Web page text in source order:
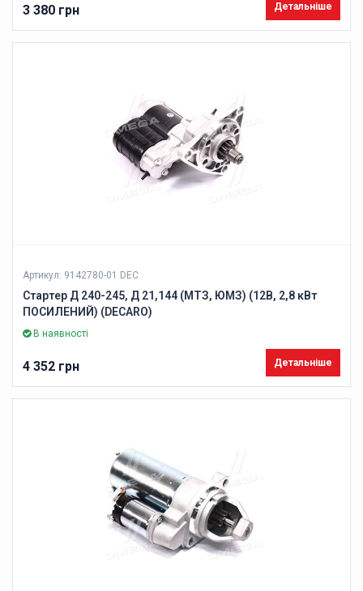
3 380 грн Детальніше
Артикул: 9142780-01 DEC
Стартер Д 240-245, Д 21,144 (МТЗ, ЮМЗ) (12В, 2,8 кВт
ПОСИЛЕНИЙ) (DECARO)
В наявності
4 352 грн Детальніше